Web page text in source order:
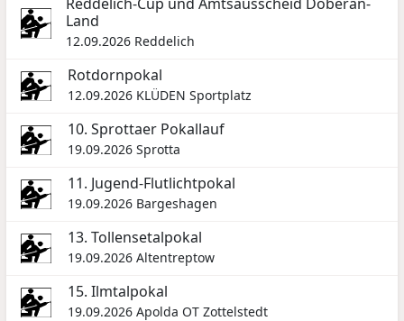
Land
12.09.2026 Reddelich
Rotdornpokal
12.09.2026 KLÜDEN Sportplatz
10. Sprottaer Pokallauf
19.09.2026 Sprotta
11. Jugend-Flutlichtpokal
19.09.2026 Bargeshagen
13. Tollensetalpokal
19.09.2026 Altentreptow
15. Ilmtalpokal
19.09.2026 Apolda OT Zottelstedt